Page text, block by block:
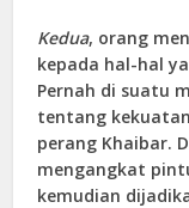
Kedua, orang
kepada hal-hal
Pernah di suatu
tentang
perang Khaibar.
mengangkat
kemudian